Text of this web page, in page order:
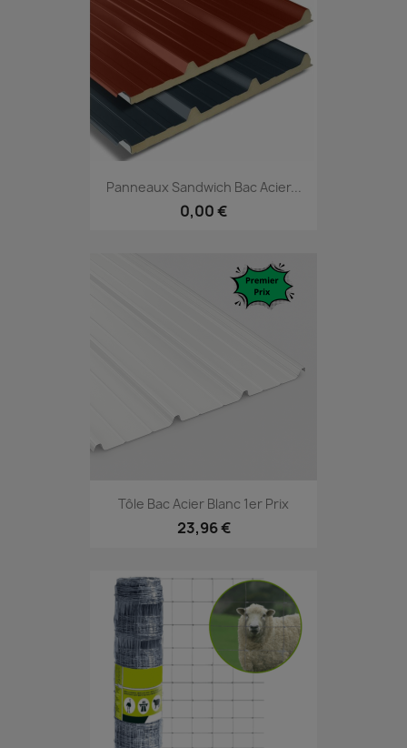
Panneaux Sandwich Bac Acier...
0,00 €
Tôle Bac Acier Blanc 1er Prix
23,96 €